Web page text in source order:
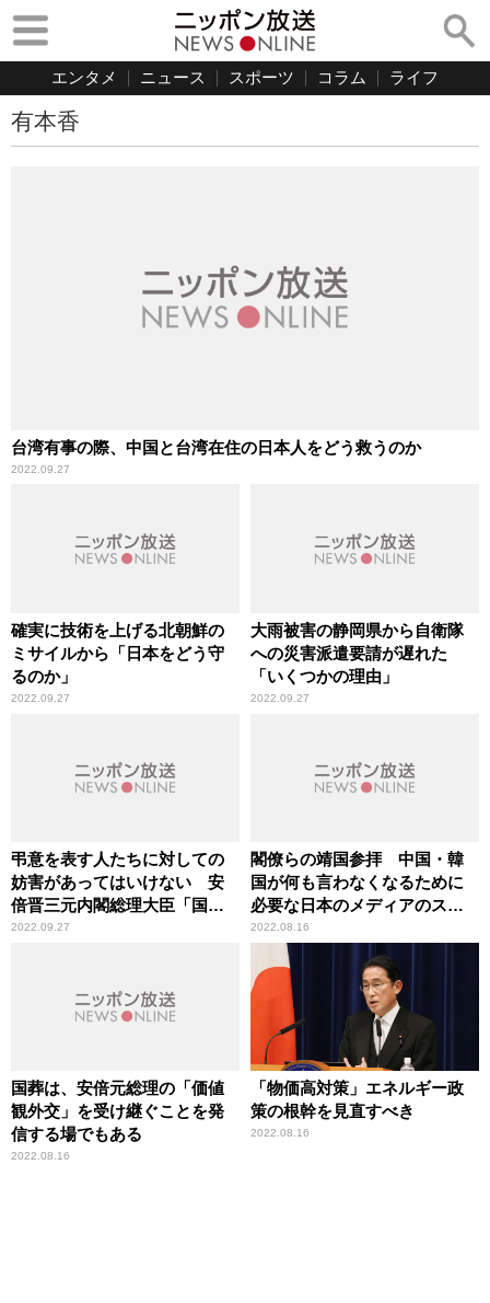
エンタメ ニュース スポーツ コラム ライフ
有本香
台湾有事の際、中国と台湾在住の日本人をどう救うのか
2022.09.27
確実に技術を上げる北朝鮮の
ミサイルから「日本をどう守
るのか」
2022.09.27
大雨被害の静岡県から自衛隊
への災害派遣要請が遅れた
「いくつかの理由」
2022.09.27
弔意を表す人たちに対しての
妨害があってはいけない 安
倍晋三元内閣総理大臣「国葬
儀」
2022.09.27
閣僚らの靖国参拝 中国・韓
国が何も言わなくなるために
必要な日本のメディアのスタ
ンス
2022.08.16
国葬は、安倍元総理の「価値
観外交」を受け継ぐことを発
信する場でもある
2022.08.16
「物価高対策」エネルギー政
策の根幹を見直すべき
2022.08.16